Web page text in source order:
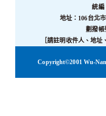
統編
地址：106台北
劃撥帳
［請註明收件人、地址
Copyright©2001 Wu-